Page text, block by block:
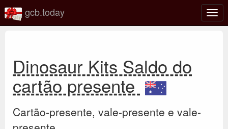
gcb.today
Dinosaur Kits Saldo do
cartão presente
Cartão-presente, vale-presente e vale-